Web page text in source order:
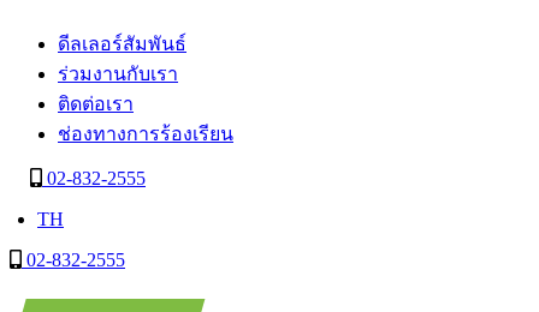
ดีลเลอร์สัมพันธ์
ร่วมงานกับเรา
ติดต่อเรา
ช่องทางการร้องเรียน
02-832-2555
TH
02-832-2555